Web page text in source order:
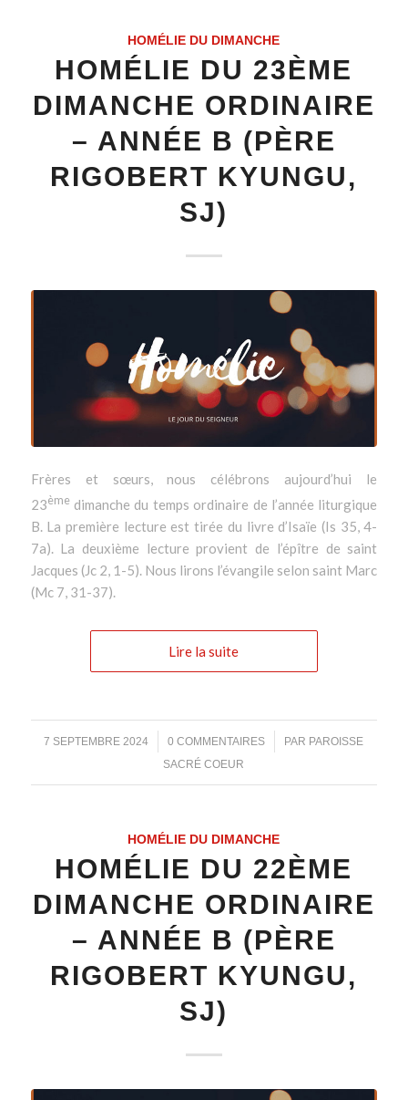
HOMÉLIE DU DIMANCHE
HOMÉLIE DU 23ÈME
DIMANCHE ORDINAIRE
– ANNÉE B (PÈRE
RIGOBERT KYUNGU,
SJ)
Frères et sœurs, nous célébrons aujourd’hui le
23èmedimanche du temps ordinaire de l’année liturgique
B. La première lecture est tirée du livre d’Isaïe (Is 35, 4-
7a). La deuxième lecture provient de l’épître de saint
Jacques (Jc 2, 1-5). Nous lirons l’évangile selon saint Marc
(Mc 7, 31-37).
Lire la suite
7 SEPTEMBRE 2024
/ 0 COMMENTAIRES
/ PAR PAROISSE
SACRÉ COEUR
HOMÉLIE DU DIMANCHE
HOMÉLIE DU 22ÈME
DIMANCHE ORDINAIRE
– ANNÉE B (PÈRE
RIGOBERT KYUNGU,
SJ)